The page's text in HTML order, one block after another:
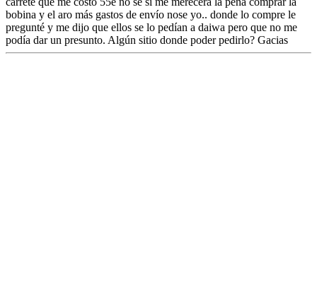
bobina y el aro más gastos de envío nose yo.. donde lo compre le
pregunté y me dijo que ellos se lo pedían a daiwa pero que no me
podía dar un presunto. Algún sitio donde poder pedirlo? Gacias